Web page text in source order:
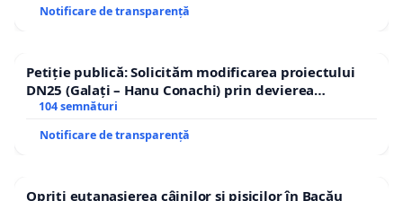
Notificare de transparență
Petiție publică: Solicităm modificarea proiectului
DN25 (Galați – Hanu Conachi) prin devierea
traseului în afara localităților!
104 semnături
Notificare de transparență
Opriți eutanasierea câinilor și pisicilor în Bacău